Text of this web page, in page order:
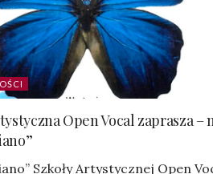
Open Vocal zaprasza –
Szkoły Artystycznej Open